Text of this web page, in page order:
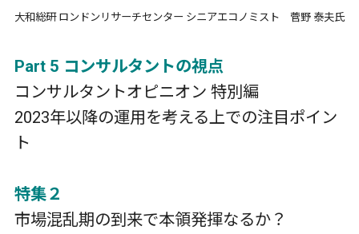
大和総研 ロンドンリサーチセンター シニアエコノミスト 菅野 泰夫氏
Part 5 コンサルタントの視点
コンサルタントオピニオン 特別編
2023年以降の運用を考える上での注目ポイン
ト
特集２
市場混乱期の到来で本領発揮なるか？